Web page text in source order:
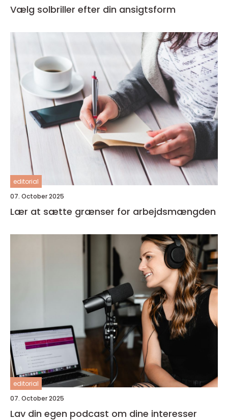
Vælg solbriller efter din ansigtsform
editorial
07. October 2025
Lær at sætte grænser for arbejdsmængden
editorial
07. October 2025
Lav din egen podcast om dine interesser